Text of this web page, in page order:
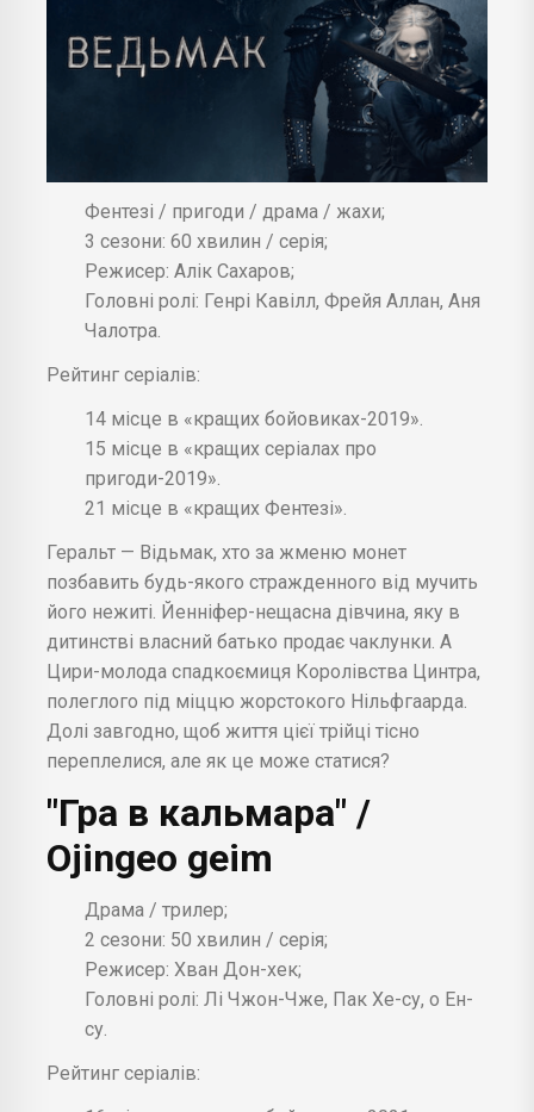
Фентезі / пригоди / драма / жахи;
3 сезони: 60 хвилин / серія;
Режисер: Алік Сахаров;
Головні ролі: Генрі Кавілл, Фрейя Аллан, Аня
Чалотра.
Рейтинг серіалів:
14 місце в «кращих бойовиках-2019».
15 місце в «кращих серіалах про
пригоди-2019».
21 місце в «кращих Фентезі».
Геральт — Відьмак, хто за жменю монет
позбавить будь-якого стражденного від мучить
його нежиті. Йенніфер-нещасна дівчина, яку в
дитинстві власний батько продає чаклунки. А
Цири-молода спадкоємиця Королівства Цинтра,
полеглого під міццю жорстокого Нільфгаарда.
Долі завгодно, щоб життя цієї трійці тісно
переплелися, але як це може статися?
"Гра в кальмара" /
Ojingeo geim
Драма / трилер;
2 сезони: 50 хвилин / серія;
Режисер: Хван Дон-хек;
Головні ролі: Лі Чжон-Чже, Пак Хе-су, о Ен-
су.
Рейтинг серіалів: